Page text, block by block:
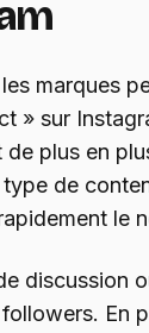
marques
» sur
de plus en
de
le
discussion
En